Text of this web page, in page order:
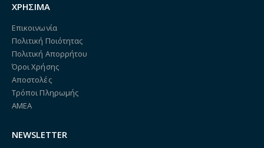
ΧΡΗΣΙΜΑ
Επικοινωνία
Πολιτική Ποιότητας
Πολιτική Απορρήτου
Όροι Χρήσης
Αποστολές
Τρόποι Πληρωμής
ΑΜΕΑ
NEWSLETTER